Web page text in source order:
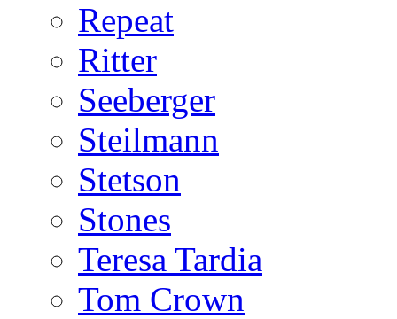
Repeat
Ritter
Seeberger
Steilmann
Stetson
Stones
Teresa Tardia
Tom Crown